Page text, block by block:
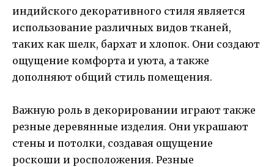
индийского декоративного стиля является
использование различных видов тканей,
таких как шелк, бархат и хлопок. Они создают
ощущение комфорта и уюта, а также
дополняют общий стиль помещения.
Важную роль в декорировании играют также
резные деревянные изделия. Они украшают
стены и потолки, создавая ощущение
роскоши и росположения. Резные